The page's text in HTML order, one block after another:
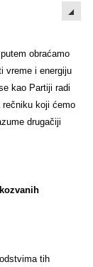
EMPTY
obraćamo
vreme i energiju
kao Partiji radi
rečniku koji ćemo
drugačiji
tih